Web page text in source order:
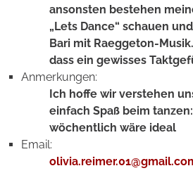
ansonsten bestehen
„Lets Dance“ schauen
Bari mit Raeggeton-
dass ein gewisses
Anmerkungen:
Ich hoffe wir verstehen
einfach Spaß beim
wöchentlich wäre ideal
Email: